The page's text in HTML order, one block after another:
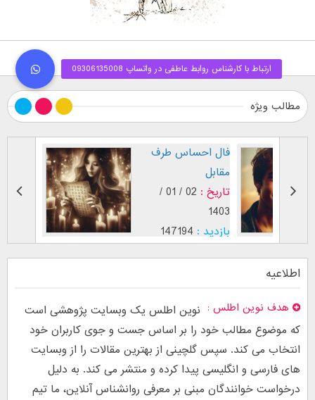
مطالب ویژه
فال احساس طرف
تاریخ :
02 / 01 /
بازدید :
147194
اطلاعیه
هدف نوین اطلس
نوین اطلس یک وبسایت پژوهشی است
که موضوع مطالب خود را بر اساس جست و جوی کاربران خود
انتخاب می کند. سپس گلچینی از بهترین مقالات را از وبسایت
های فارسی و انگلیسی پیدا کرده و منتشر می کند. به دلیل
درخواست خوانندگان مبنی بر معرفی روانشناس آنلاین، ما تیم